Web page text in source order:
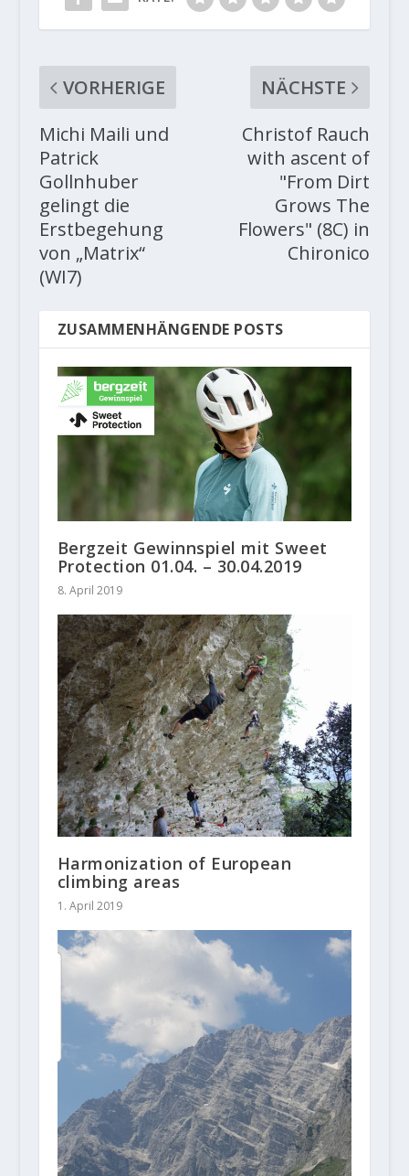
VORHERIGE
Michi Maili und
Patrick
Gollnhuber
gelingt die
Erstbegehung
von „Matrix“
(WI7)
NÄCHSTE
Christof Rauch
with ascent of
"From Dirt
Grows The
Flowers" (8C) in
Chironico
ZUSAMMENHÄNGENDE POSTS
Bergzeit Gewinnspiel mit Sweet
Protection 01.04. – 30.04.2019
8. April 2019
Harmonization of European
climbing areas
1. April 2019